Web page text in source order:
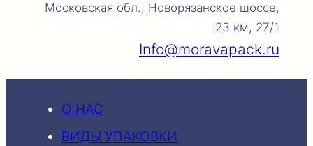
Московская обл., Новорязанское шоссе,
23 км, 27/1
Info@moravapack.ru
О НАС
ВИДЫ УПАКОВКИ